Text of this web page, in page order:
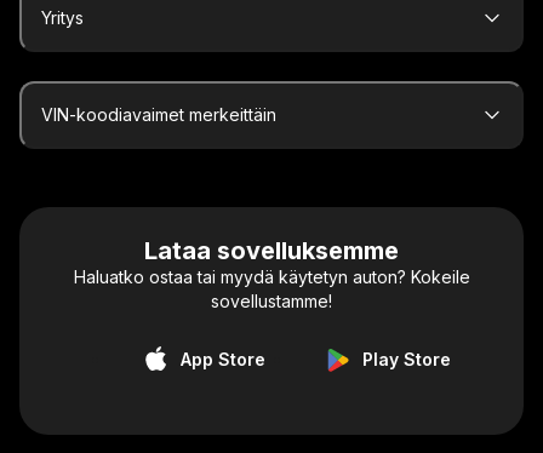
Yritys
VIN-koodiavaimet merkeittäin
Lataa sovelluksemme
Haluatko ostaa tai myydä käytetyn auton? Kokeile
sovellustamme!
App Store Play Store